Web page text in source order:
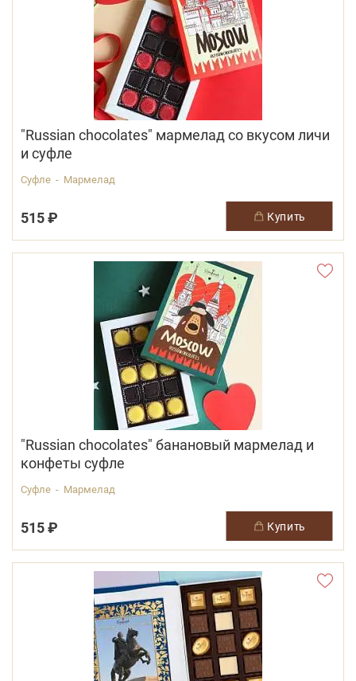
"Russian chocolates" мармелад со вкусом личи
и суфле
Суфле - Мармелад
515 ₽ купить
"Russian chocolates" банановый мармелад и
конфеты суфле
Суфле - Мармелад
515 ₽ купить